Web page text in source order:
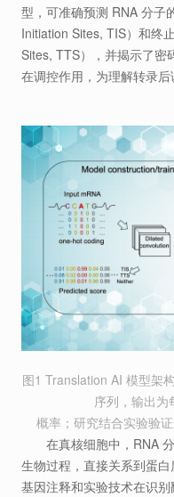
型，可准确预测 RNA 分子
Initiation Sites, TIS）和终
Sites, TTS），并揭示了密
在调控作用，为理解转录后
图1 Translation AI 模型架
序列，输出为
概率；研究结合实验验
在真核细胞中，RNA
生物过程，直接关系到蛋
基因注释和实验技术在识